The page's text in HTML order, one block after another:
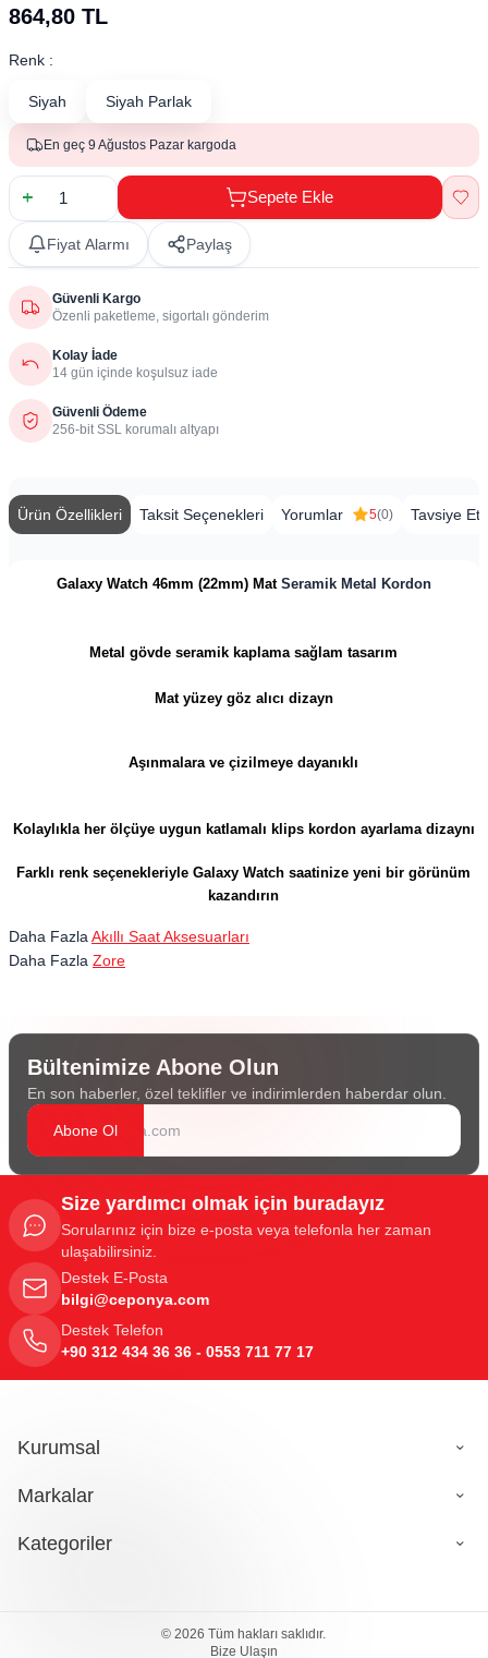
864,80 TL
Renk :
Siyah Siyah Parlak
En geç 9 Ağustos Pazar kargoda
Sepete Ekle
Sepete Ekle
Fiyat Alarmı Paylaş
Güvenli Kargo
Özenli paketleme, sigortalı gönderim
Kolay İade
14 gün içinde koşulsuz iade
Güvenli Ödeme
256-bit SSL korumalı altyapı
Ürün Özellikleri Taksit Seçenekleri Yorumlar 5(0) Tavsiye Et
Galaxy Watch 46mm (22mm)Mat Seramik Metal Kordon
Metal gövde seramik kaplama sağlam tasarım
Mat yüzeygöz alıcı dizayn
Aşınmalara ve çizilmeye dayanıklı
Kolaylıkla her ölçüye uygun katlamalı klips kordon ayarlama dizaynı
Farklı renk seçenekleriyle Galaxy Watch saatinize yeni bir görünüm
kazandırın
Daha Fazla Akıllı Saat Aksesuarları
Daha Fazla Zore
Bültenimize Abone Olun
En son haberler, özel teklifler ve indirimlerden haberdar olun.
Abone Ol
Size yardımcı olmak için buradayız
Sorularınız için bize e-posta veya telefonla her zaman
ulaşabilirsiniz.
Destek E-Posta
bilgi@ceponya.com
Destek Telefon
+90 312 434 36 36 - 0553 711 77 17
Kurumsal
Markalar
Kategoriler
© 2026 Tüm hakları saklıdır.
Bize Ulaşın